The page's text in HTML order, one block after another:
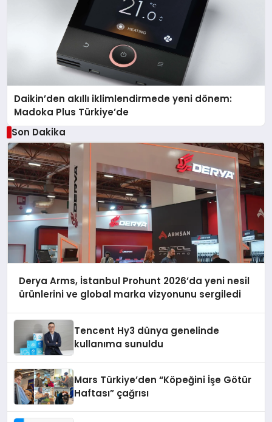
Daikin’den akıllı iklimlendirmede yeni dönem:
Madoka Plus Türkiye’de
Son Dakika
Derya Arms, İstanbul Prohunt 2026’da yeni nesil
ürünlerini ve global marka vizyonunu sergiledi
Tencent Hy3 dünya genelinde
kullanıma sunuldu
Mars Türkiye’den “Köpeğini İşe Götür
Haftası” çağrısı